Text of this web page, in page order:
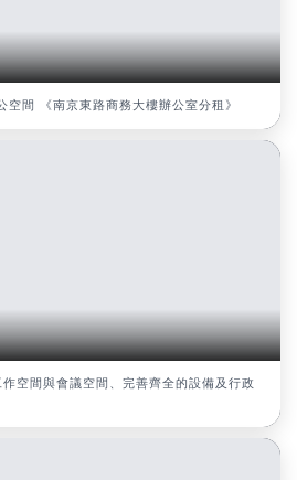
間 《南京東路商務大樓辦公室分租》
空間與會議空間、完善齊全的設備及行政